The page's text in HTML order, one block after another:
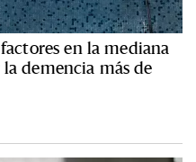
en la mediana
demencia más de